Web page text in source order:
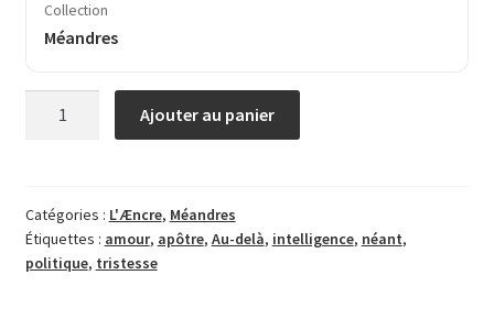
Collection
Méandres
néant
Ajouter au panier
Catégories : L'Æncre, Méandres
Étiquettes : amour, apôtre, Au-delà, intelligence, néant,
politique, tristesse